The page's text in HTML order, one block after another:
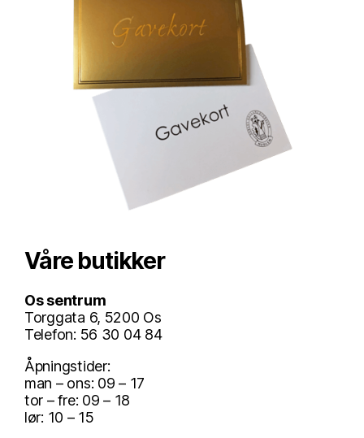
Våre butikker
Os sentrum
Torggata 6, 5200 Os
Telefon: 56 30 04 84
Åpningstider:
man – ons: 09 – 17
tor – fre: 09 – 18
lør: 10 – 15